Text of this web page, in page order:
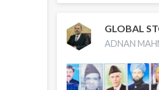
GLOBAL
ADNAN